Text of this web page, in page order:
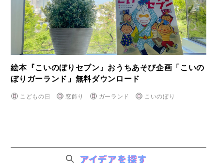
絵本『こいのぼりセブン』おうちあそび企画「こいの
ぼりガーランド」無料ダウンロード
こどもの日 窓飾り ガーランド こいのぼり